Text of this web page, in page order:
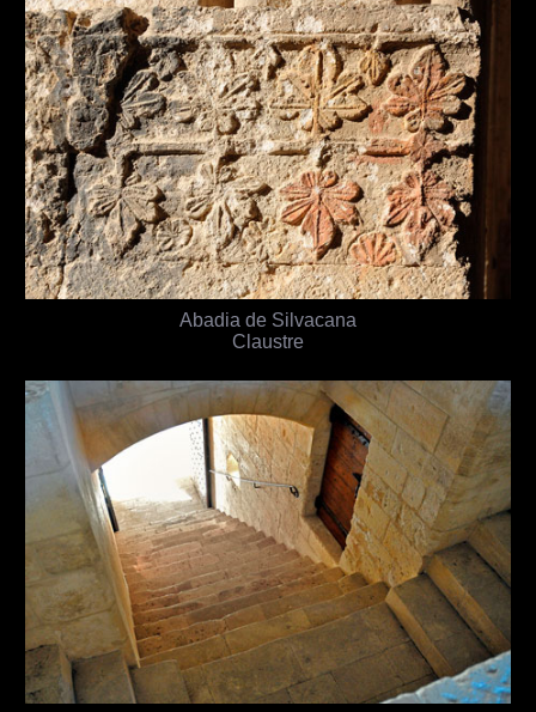
Abadia de Silvacana
Claustre